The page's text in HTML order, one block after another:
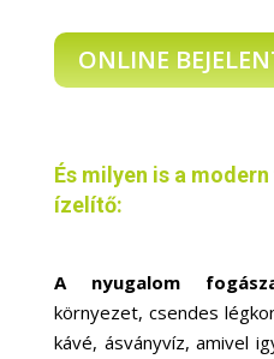
ONLINE
És milyen is a
ízelítő:
A nyugalom
környezet, csendes
kávé, ásványvíz, amivel